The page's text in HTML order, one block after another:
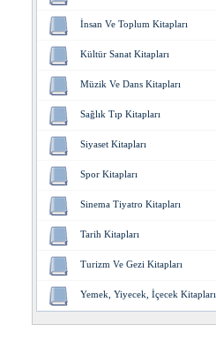
İnsan Ve Toplum Kitapları
Kültür Sanat Kitapları
Müzik Ve Dans Kitapları
Sağlık Tıp Kitapları
Siyaset Kitapları
Spor Kitapları
Sinema Tiyatro Kitapları
Tarih Kitapları
Turizm Ve Gezi Kitapları
Yemek, Yiyecek, İçecek Kitapları